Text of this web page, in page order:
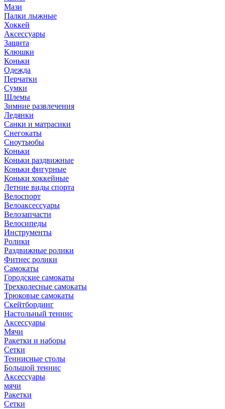
Мази
Палки лыжные
Хоккей
Аксессуары
Защита
Клюшки
Коньки
Одежда
Перчатки
Сумки
Шлемы
Зимние развлечения
Ледянки
Санки и матрасики
Снегокаты
Сноутьюбы
Коньки
Коньки раздвижные
Коньки фигурные
Коньки хоккейные
Летние виды спорта
Велоспорт
Велоаксессуары
Велозапчасти
Велосипеды
Инструменты
Ролики
Раздвижные ролики
Фитнес ролики
Самокаты
Городские самокаты
Трехколесные самокаты
Трюковые самокаты
Скейтбординг
Настольный теннис
Аксессуары
Мячи
Ракетки и наборы
Сетки
Теннисные столы
Большой теннис
Аксессуары
мячи
Ракетки
Сетки